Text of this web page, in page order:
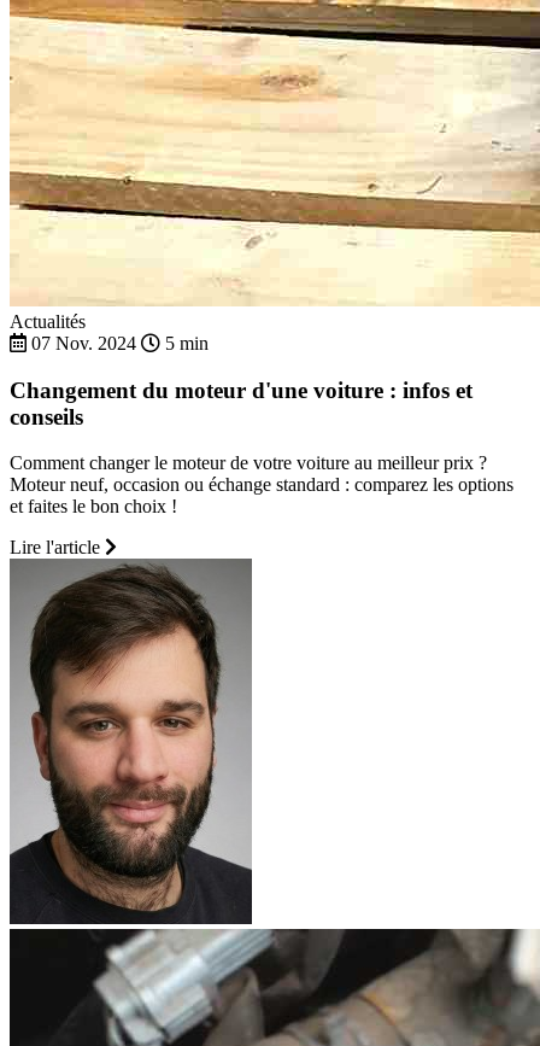
Actualités
07 Nov. 2024
5 min
Changement du moteur d'une voiture : infos et
conseils
Comment changer le moteur de votre voiture au meilleur prix ?
Moteur neuf, occasion ou échange standard : comparez les options
et faites le bon choix !
Lire l'article